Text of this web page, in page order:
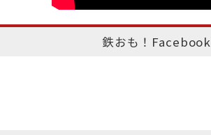
鉄おも！Facebook